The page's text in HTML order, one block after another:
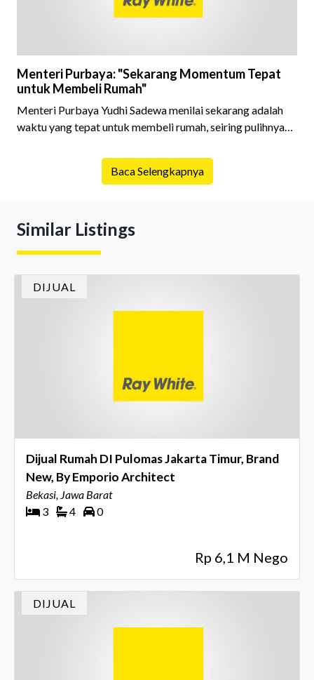
Menteri Purbaya: "Sekarang Momentum Tepat
untuk Membeli Rumah"
Menteri Purbaya Yudhi Sadewa menilai sekarang adalah
waktu yang tepat untuk membeli rumah, seiring pulihnya
pembiayaan dari perbankan.
Baca Selengkapnya
Similar Listings
DIJUAL
Dijual Rumah DI Pulomas Jakarta Timur, Brand
New, By Emporio Architect
Bekasi, Jawa Barat
3
4 0
Rp 6,1 M Nego
DIJUAL